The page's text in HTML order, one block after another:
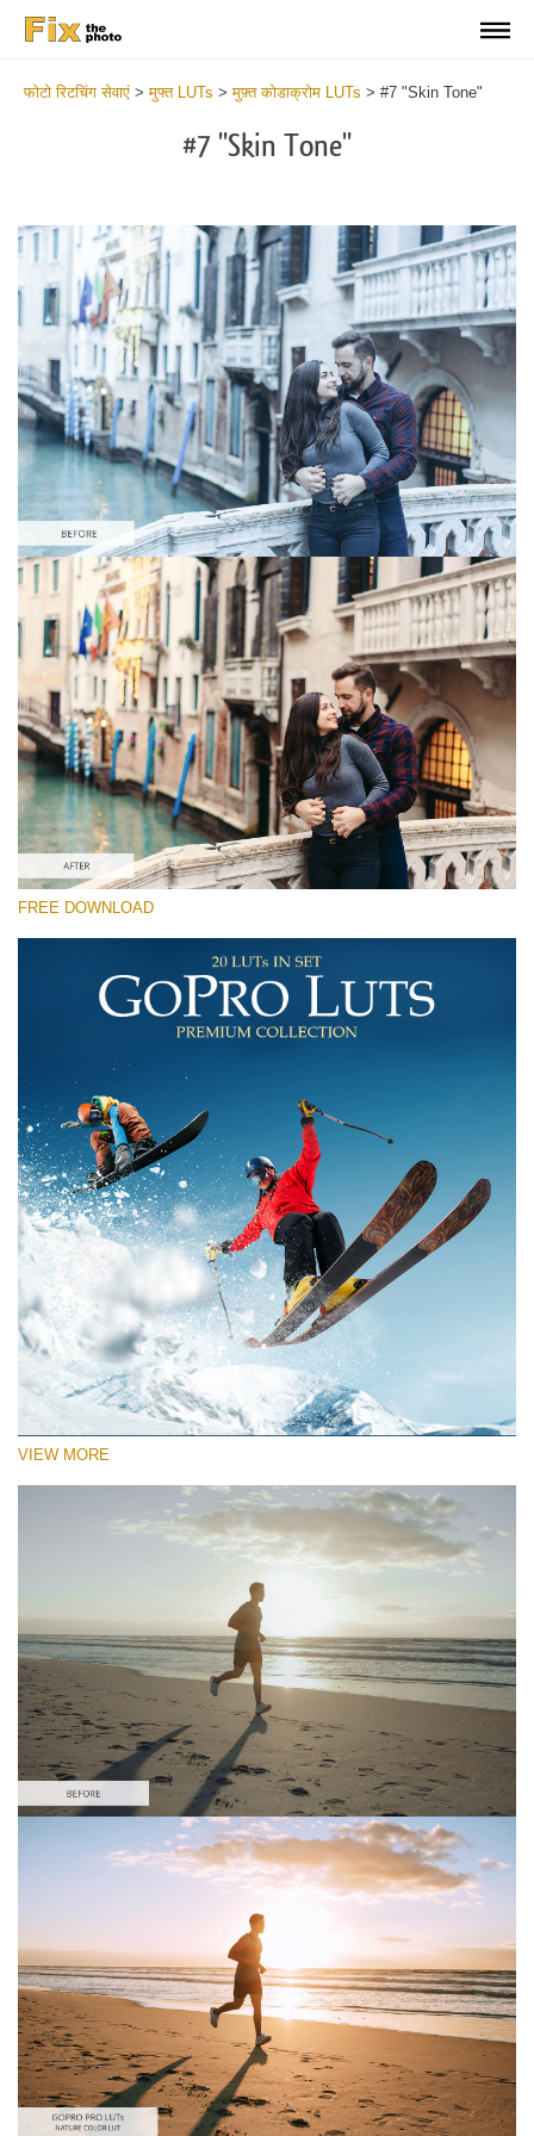
फोटो रिटचिंग सेवाएं >मुफ्त LUTs >मुफ़्त कोडाक्रोम LUTs > #7 "Skin Tone"
#7 "Skin Tone"
कृपया चुने
Free Kodachrome LUT #7
Premium GoPro LUTs
Cinema Look Collection (80 LUTs)
Entire Collection (260 LUTs)
मुफ्त डाउनलोड
FREE DOWNLOAD
VIEW MORE